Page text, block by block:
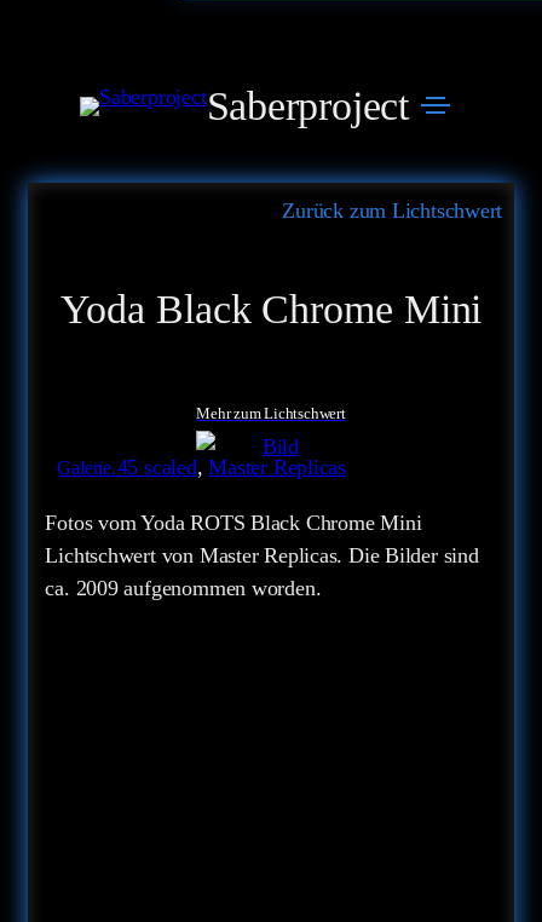
Saberproject
Zurück zum Lichtschwert
Yoda Black Chrome Mini
Mehr zum Lichtschwert
Galerie.45 scaled, Master Replicas
Fotos vom Yoda ROTS Black Chrome Mini
Lichtschwert von Master Replicas. Die Bilder sind
ca. 2009 aufgenommen worden.